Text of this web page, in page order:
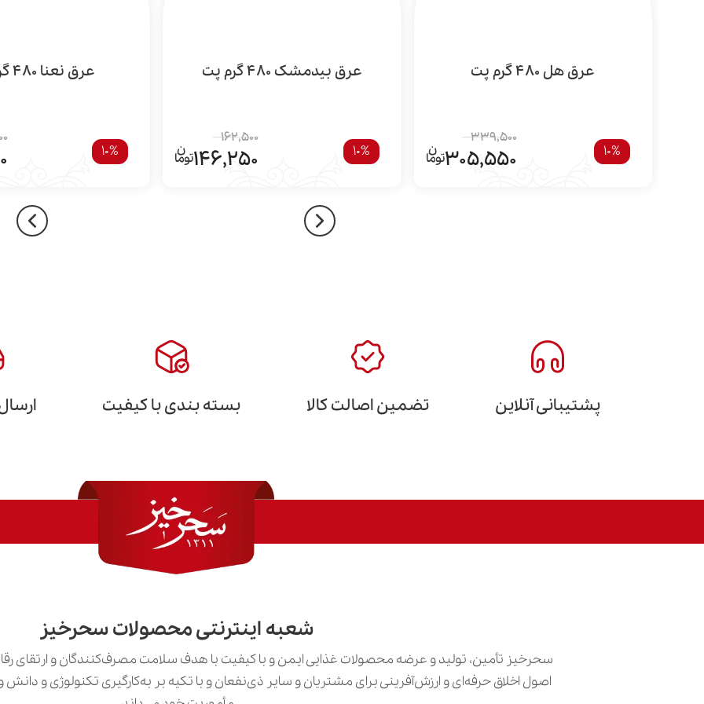
عرق هل 480 گرم پت
10%
339,500
305,550
عرق بیدمشک 480 گرم پت
10%
162,500
146,250
عرق نعنا 480 گرم پت
10%
پشتیبانی آنلاین تضمین اصالت کالا بسته بندی با کیفیت
شعبه اینترنتی محصولات سحرخیز
سحرخیز تأمین، تولید و عرضه محصولات غذایی ایمن و با کیفیت با هدف سلامت مصرف‌کنندگان و ارتقای
اصول اخلاق حرفه‌ای و ارزش‌آفرینی برای مشتریان و سایر ذی‌نفعان و با تکیه بر به‌کارگیری تکنولوژی و